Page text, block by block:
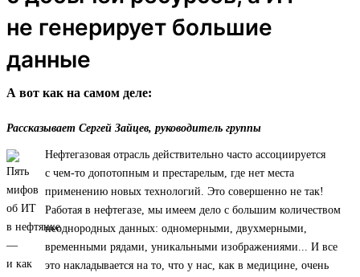
не генерирует большие
данные
А вот как на самом деле:
Рассказывает Сергей Зайцев, руководитель группы
Нефтегазовая отрасль действительно часто ассоциируется
с чем-то допотопным и престарелым, где нет места
применению новых технологий. Это совершенно не так!
Работая в нефтегазе, мы имеем дело с большим количеством
неоднородных данных: одномерными, двухмерными,
временными рядами, уникальными изображениями... И все
это накладывается на то, что у нас, как в медицине, очень